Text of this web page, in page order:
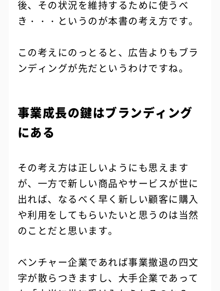
後、その状況を維持するために使うべ
き・・・というのが本書の考え方です。
この考えにのっとると、広告よりもブラ
ンディングが先だというわけですね。
事業成長の鍵はブランディング
にある
その考え方は正しいようにも思えます
が、一方で新しい商品やサービスが世に
出れば、なるべく早く新しい顧客に購入
や利用をしてもらいたいと思うのは当然
のことだと思います。
ベンチャー企業であれば事業撤退の四文
字が散らつきますし、大手企業であって